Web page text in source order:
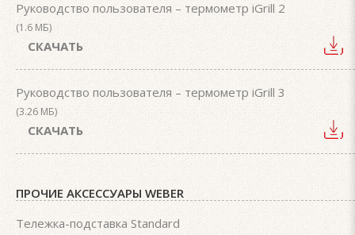
Руководство пользователя – термометр iGrill 2
(1.6 МБ)
СКАЧАТЬ
Руководство пользователя – термометр iGrill 3
(3.26 МБ)
СКАЧАТЬ
ПРОЧИЕ АКСЕССУАРЫ WEBER
Тележка-подставка Standard